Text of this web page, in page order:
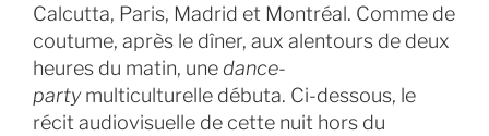
Calcutta, Paris, Madrid et Montréal. Comme de
coutume, après le dîner, aux alentours de deux
heures du matin, unedance-
partymulticulturelle débuta. Ci-dessous, le
récit audiovisuelle de cette nuit hors du